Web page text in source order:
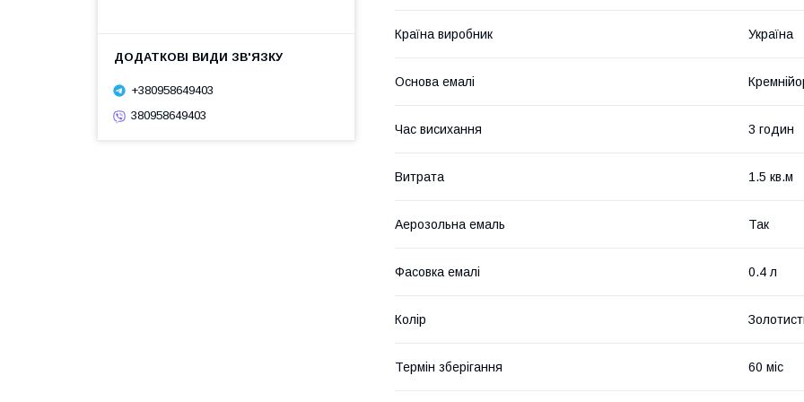
Країна виробник Україна
Основа емалі
Час висихання 3 годин
Витрата 1.5 кв.м
Аерозольна емаль Так
Фасовка емалі 0.4 л
Колір
Термін зберігання 60 міс
+380958649403
380958649403